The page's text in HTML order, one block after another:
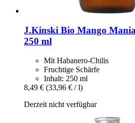
J.Kinski Bio Mango
250 ml
Mit Habanero-Chilis
Fruchtige Schärfe
Inhalt: 250 ml
8,49 € (33,96 € / l)
Derzeit nicht verfügbar